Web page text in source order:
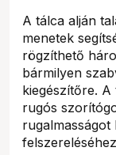
A tálca alján
menetek
rögzíthető
bármilyen
kiegészítőre.
rugós